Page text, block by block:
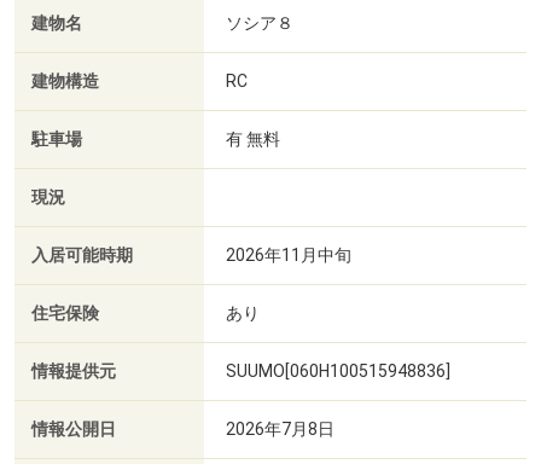
建物名 ソシア８
建物構造 RC
駐車場 有 無料
現況
入居可能時期 2026年11月中旬
住宅保険 あり
情報提供元 SUUMO[060H100515948836]
情報公開日 2026年7月8日